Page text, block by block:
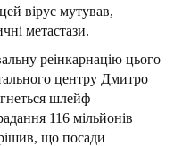
вірус мутував,
метастази.
реінкарнацію цього
центру Дмитро
шлейф
116 мільйонів
що посади